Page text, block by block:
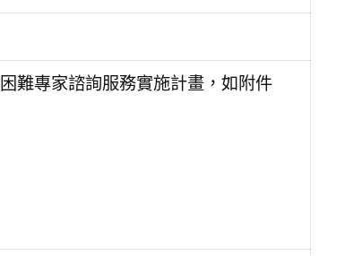
難專家諮詢服務實施計畫，如附件